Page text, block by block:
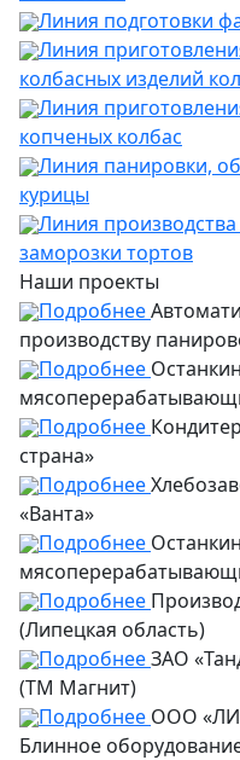
Линия подготовки
Линия
колбасных изделий
Линия
копченых колбас
Линия панировки,
курицы
Линия производства
заморозки тортов
Наши проекты
Подробнее
производству
Подробнее
Подробнее
страна»
Подробнее
«Ванта»
Подробнее
Подробнее
(Липецкая область)
ПодробнееЗАО
(ТМ Магнит)
Подробнее ООО
Блинное